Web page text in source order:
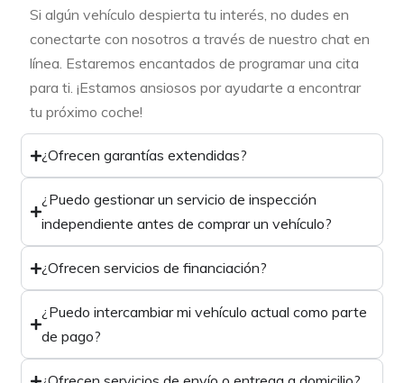
Si algún vehículo despierta tu interés, no dudes en
conectarte con nosotros a través de nuestro chat en
línea. Estaremos encantados de programar una cita
para ti. ¡Estamos ansiosos por ayudarte a encontrar
tu próximo coche!
¿Ofrecen garantías extendidas?
¿Puedo gestionar un servicio de inspección
independiente antes de comprar un vehículo?
¿Ofrecen servicios de financiación?
¿Puedo intercambiar mi vehículo actual como parte
de pago?